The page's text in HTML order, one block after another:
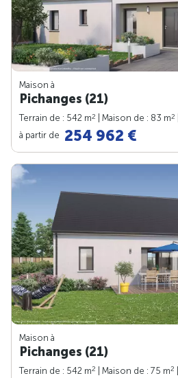
Maison à
Pichanges (21)
Terrain de : 542 m2 | Maison de : 83 m2
à partir de 254 962 €
Maison à
Pichanges (21)
Terrain de : 542 m2 | Maison de : 75 m2